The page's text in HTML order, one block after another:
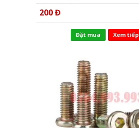
200 Đ
Đặt mua Xem tiếp